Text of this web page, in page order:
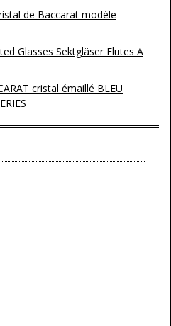
de Baccarat modèle
Glasses Sektgläser Flutes A
cristal émaillé BLEU